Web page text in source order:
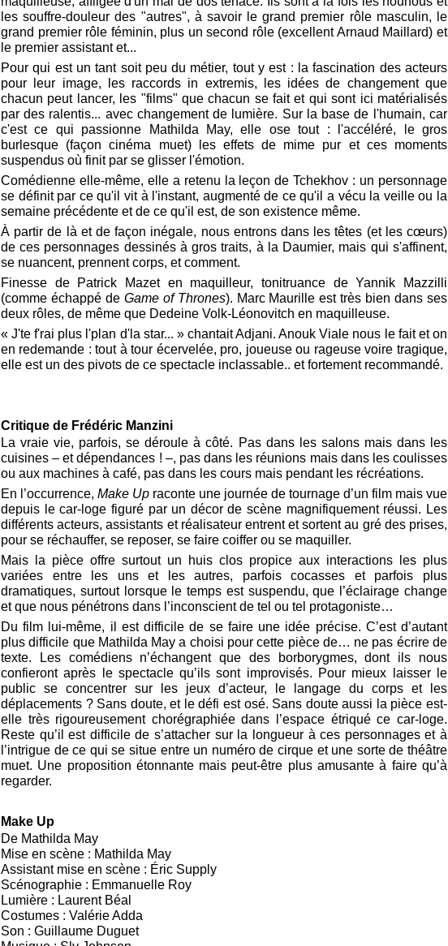
les souffre-douleur des "autres", à savoir le grand premier rôle masculin, le
grand premier rôle féminin, plus un second rôle (excellent Arnaud Maillard) et
le premier assistant et...
Pour qui est un tant soit peu du métier, tout y est : la fascination des acteurs
pour leur image, les raccords in extremis, les idées de changement que
chacun peut lancer, les "films" que chacun se fait et qui sont ici matérialisés
par des ralentis... avec changement de lumière. Sur la base de l'humain, car
c'est ce qui passionne Mathilda May, elle ose tout : l'accéléré, le gros
burlesque (façon cinéma muet) les effets de mime pur et ces moments
suspendus où finit par se glisser l'émotion.
Comédienne elle-même, elle a retenu la leçon de Tchekhov : un personnage
se définit par ce qu'il vit à l'instant, augmenté de ce qu'il a vécu la veille ou la
semaine précédente et de ce qu'il est, de son existence même.
À partir de là et de façon inégale, nous entrons dans les têtes (et les cœurs)
de ces personnages dessinés à gros traits, à la Daumier, mais qui s'affinent,
se nuancent, prennent corps, et comment.
Finesse de Patrick Mazet en maquilleur, tonitruance de Yannik Mazzilli
(comme échappé de Game of Thrones). Marc Maurille est très bien dans ses
deux rôles, de même que Dedeine Volk-Léonovitch en maquilleuse.
« J'te f'rai plus l'plan d'la star... » chantait Adjani. Anouk Viale nous le fait et on
en redemande : tout à tour écervelée, pro, joueuse ou rageuse voire tragique,
elle est un des pivots de ce spectacle inclassable.. et fortement recommandé.
Critique de Frédéric Manzini
La vraie vie, parfois, se déroule à côté. Pas dans les salons mais dans les
cuisines – et dépendances ! –, pas dans les réunions mais dans les coulisses
ou aux machines à café, pas dans les cours mais pendant les récréations.
En l’occurrence, Make Up raconte une journée de tournage d’un film mais vue
depuis le car-loge figuré par un décor de scène magnifiquement réussi. Les
différents acteurs, assistants et réalisateur entrent et sortent au gré des prises,
pour se réchauffer, se reposer, se faire coiffer ou se maquiller.
Mais la pièce offre surtout un huis clos propice aux interactions les plus
variées entre les uns et les autres, parfois cocasses et parfois plus
dramatiques, surtout lorsque le temps est suspendu, que l’éclairage change
et que nous pénétrons dans l’inconscient de tel ou tel protagoniste…
Du film lui-même, il est difficile de se faire une idée précise. C’est d’autant
plus difficile que Mathilda May a choisi pour cette pièce de… ne pas écrire de
texte. Les comédiens n’échangent que des borborygmes, dont ils nous
confieront après le spectacle qu’ils sont improvisés. Pour mieux laisser le
public se concentrer sur les jeux d’acteur, le langage du corps et les
déplacements ? Sans doute, et le défi est osé. Sans doute aussi la pièce est-
elle très rigoureusement chorégraphiée dans l’espace étriqué ce car-loge.
Reste qu’il est difficile de s’attacher sur la longueur à ces personnages et à
l’intrigue de ce qui se situe entre un numéro de cirque et une sorte de théâtre
muet. Une proposition étonnante mais peut-être plus amusante à faire qu’à
regarder.
Make Up
De Mathilda May
Mise en scène : Mathilda May
Assistant mise en scène : Éric Supply
Scénographie : Emmanuelle Roy
Lumière : Laurent Béal
Costumes : Valérie Adda
Son : Guillaume Duguet